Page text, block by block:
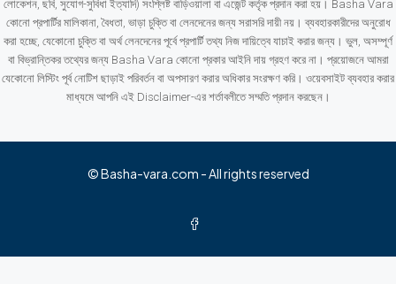
লোকেশন, ছবি, সুযোগ-সুবিধা ইত্যাদি) সংশ্লিষ্ট বাড়িওয়ালা বা এজেন্ট কর্তৃক প্রদান করা হয়। Basha Vara
কোনো প্রপার্টির মালিকানা, বৈধতা, ভাড়া চুক্তি বা লেনদেনের জন্য সরাসরি দায়ী নয়। ব্যবহারকারীদের অনুরোধ
করা হচ্ছে, যেকোনো চুক্তি বা অর্থ লেনদেনের পূর্বে প্রপার্টি তথ্য নিজ দায়িত্বে যাচাই করার জন্য। ভুল, অসম্পূর্ণ
বা বিভ্রান্তিকর তথ্যের জন্য Basha Vara কোনো প্রকার আইনি দায় গ্রহণ করে না। প্রয়োজনে আমরা
যেকোনো লিস্টিং পূর্ব নোটিশ ছাড়াই পরিবর্তন বা অপসারণ করার অধিকার সংরক্ষণ করি। ওয়েবসাইট ব্যবহার করার
মাধ্যমে আপনি এই Disclaimer-এর শর্তাবলীতে সম্মতি প্রদান করছেন।
© Basha-vara.com - All rights reserved